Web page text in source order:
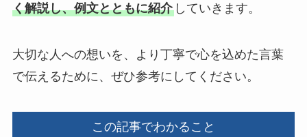
祝電を選ぶ
プリザーブドフラワー
く解説し、例文とともに紹介していきます。
大切な人への想いを、より丁寧で心を込めた言葉
で伝えるために、ぜひ参考にしてください。
この記事でわかること